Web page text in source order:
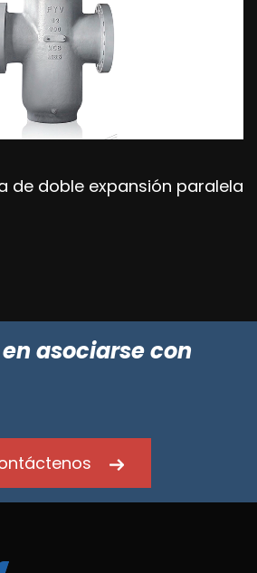
de doble expansión paralela
asociarse con